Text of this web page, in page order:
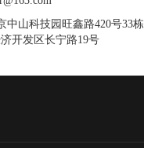
中山科技园旺鑫路420号33栋
开发区长宁路19号